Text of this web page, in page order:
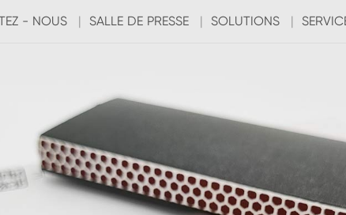
- NOUS | SALLE DE PRESSE | SOLUTIONS |